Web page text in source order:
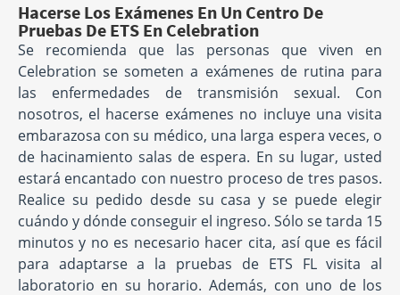
Hacerse Los Exámenes En Un Centro De
Pruebas De ETS En Celebration
Se recomienda que las personas que viven en
Celebration se someten a exámenes de rutina para
las enfermedades de transmisión sexual. Con
nosotros, el hacerse exámenes no incluye una visita
embarazosa con su médico, una larga espera veces, o
de hacinamiento salas de espera. En su lugar, usted
estará encantado con nuestro proceso de tres pasos.
Realice su pedido desde su casa y se puede elegir
cuándo y dónde conseguir el ingreso. Sólo se tarda 15
minutos y no es necesario hacer cita, así que es fácil
para adaptarse a la pruebas de ETS FL visita al
laboratorio en su horario. Además, con uno de los